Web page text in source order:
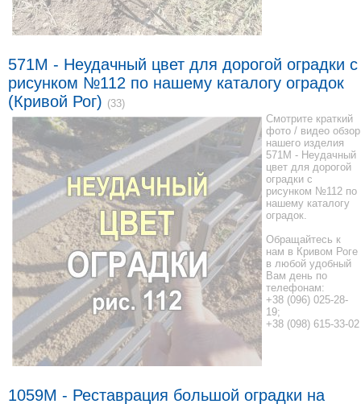
571M - Неудачный цвет для дорогой оградки с
рисунком №112 по нашему каталогу оградок
(Кривой Рог) (33)
Смотрите краткий
фото / видео обзор
нашего изделия
571M - Неудачный
цвет для дорогой
оградки с
рисунком №112 по
нашему каталогу
оградок.
Обращайтесь к
нам в Кривом Роге
в любой удобный
Вам день по
телефонам:
+38 (096) 025-28-
19;
+38 (098) 615-33-02
1059М - Реставрация большой оградки на